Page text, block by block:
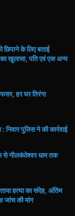
छिपाने के लिए बताई
का खुलासा, पति एवं एक अन्य
हर घर तिरंगा
पुलिस ने की कार्रवाई
से नीलकंठेश्वर धाम तक
हत्या का संदेह, अंतिम
जांच की मांग